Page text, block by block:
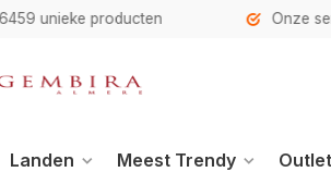
unieke producten Onze
Landen Meest Trendy Outlet